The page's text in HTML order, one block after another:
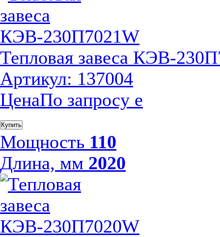
Тепловая завеса КЭВ-
Артикул: 137004
ЦенаПо запросу е
Купить
Мощность 110
Длина, мм 2020